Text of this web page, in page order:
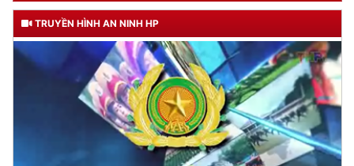
TRUYỀN HÌNH AN NINH HP